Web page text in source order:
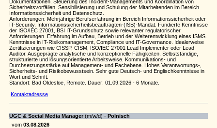
Dokumentationen. Steuerung des Incident-Managements und Koordination von
Sicherheitsvorfällen. Sensibilisierung und Schulung der Mitarbeitenden im Bereich
Informationssicherheit und Datenschutz.
Anforderungen: Mehrjährige Berufserfahrung im Bereich Informationssicherheit oder
IT-Security. Informationssicherheitsbeauftragten-(ISB)-Mandat. Fundierte Kenntnisse
der ISO/IEC 27001, BSI IT-Grundschutz sowie relevanter regulatorischer
Anforderungen. Erfahrung im Aufbau, Betrieb und der Weiterentwicklung eines ISMS.
Kenntnisse in IT-Risikomanagement, Compliance und IT-Governance. Idealerweise
Zertifizierungen wie CISSP, CISM, ISO/IEC 27001 Lead Implementer oder Lead
Auditor. Ausgeprägte analytische und konzeptionelle Fähigkeiten. Selbstständige,
strukturierte und lösungsorientierte Arbeitsweise. Kommunikations- und
Durchsetzungsstärke auf Management- und Fachebene. Hohes Verantwortungs-,
Sicherheits- und Risikobewusstsein. Sehr gute Deutsch- und Englischkenntnisse in
Wort und Schrift.
Standort: Bad Oldesloe, Remote. Dauer: 01.09.2026 - 6 Monate.
Kontaktadresse
UGC & Social Media Manager (m/w/d) - Polnisch
vom 03.08.2026